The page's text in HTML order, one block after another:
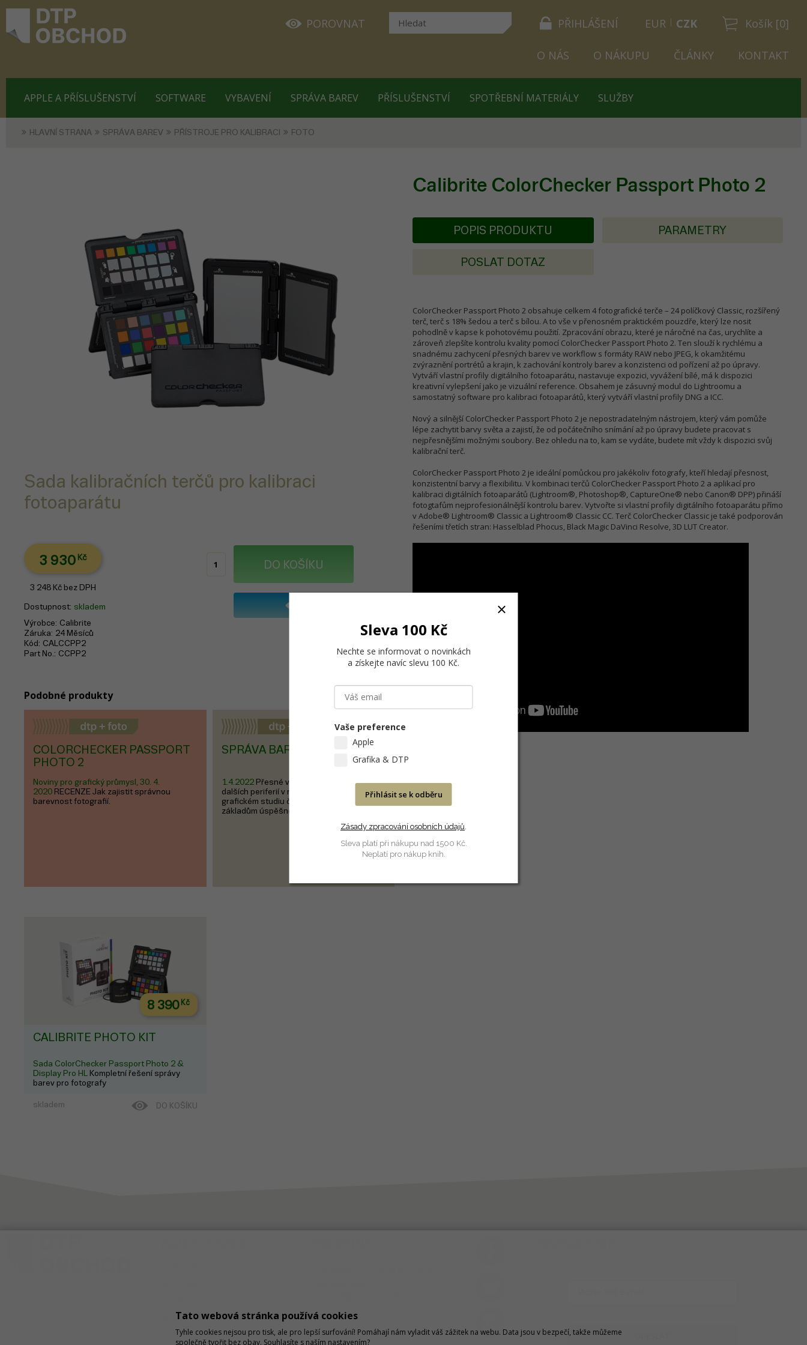
PŘIHLÁŠENÍ Košík [0]
POROVNAT EUR CZK
O NÁS O NÁKUPU ČLÁNKY KONTAKT
APPLE A PŘÍSLUŠENSTVÍ SOFTWARE VYBAVENÍ SPRÁVA BAREV PŘÍSLUŠENSTVÍ SPOTŘEBNÍ MATERIÁLY SLUŽBY
HLAVNÍ STRANA SPRÁVA BAREV PŘÍSTROJE PRO KALIBRACI FOTO
Calibrite ColorChecker Passport Photo 2
Sada kalibračních terčů pro kalibraci
fotoaparátu
3 930 Kč
3 248 Kč bez DPH
Dostupnost skladem
Výrobce Calibrite
Záruka 24 Měsíců
Kód
CALCCPP2
Part No. CCPP2
DO KOŠÍKU
POPIS PRODUKTU PARAMETRY
POSLAT DOTAZ
ColorChecker Passport Photo 2 obsahuje celkem 4 fotografické terče – 24 políčkový Classic, rozšířený
terč, terč s 18% šedou a terč s bílou. A to vše v přenosném praktickém pouzdře, který lze nosit
pohodlně v kapse k pohotovému použití. Zpracování obrazu, které je náročné na čas, urychlíte a
zároveň zlepšíte kontrolu kvality pomocí ColorChecker Passport Photo 2. Ten slouží k rychlému a
snadnému zachycení přesných barev ve workflow s formáty RAW nebo JPEG, k okamžitému
zvýraznění portrétů a krajin, k zachování kontroly barev a konzistenci od pořízení až po úpravy.
Vytváří vlastní profily digitálního fotoaparátu, nastavuje expozici, vyvážení bílé, má k dispozici
kreativní vylepšení jako je vizuální reference. Obsahem je zásuvný modul do Lightroomu a
samostatný software pro kalibraci fotoaparátů, který vytváří vlastní profily DNG a ICC.
Nový a silnější ColorChecker Passport Photo 2 je nepostradatelným nástrojem, který vám pomůže
lépe zachytit barvy světa a zajistí, že od počátečního snímání až po úpravy budete pracovat s
nejpřesnějšími možnými soubory. Bez ohledu na to, kam se vydáte, budete mít vždy k dispozici svůj
kalibrační terč.
ColorChecker Passport Photo 2 je ideální pomůckou pro jakékoliv fotografy, kteří hledají přesnost,
konzistentní barvy a flexibilitu. V kombinaci terčů ColorChecker Passport Photo 2 a aplikací pro
kalibraci digitálních fotoaparátů (Lightroom®, Photoshop®, CaptureOne® nebo Canon® DPP) přináší
fotogtafům nejprofesionálnější kontrolu barev. Vytvořte si vlastní profily digitálního fotoaparátu přímo
v Adobe® Lightroom® Classic a Lightroom® Classic CC. Terč ColorChecker Classic je také podporován
řešeními třetích stran: Hasselblad Phocus, Black Magic DaVinci Resolve, 3D LUT Creator.
Podobné produkty
COLORCHECKER PASSPORT
PHOTO 2
Noviny pro grafický průmysl, 30. 4.
2020 RECENZE Jak zajistit správnou
barevnost fotografií.
SPRÁVA BAREV (CALIBRITE)
1.4.2022 Přesné vyladění barev monitoru a
dalších periferií v reklamní agentuře,
grafickém studiu či fotoateliéru patří k
základům úspěšné práce.
8 390Kč
CALIBRITE PHOTO KIT
Sada ColorChecker Passport Photo 2 &
Display Pro HL Kompletní řešení správy
barev pro fotografy
skladem DO KOŠÍKU
SPRÁVA COOKIES
Tato webová stránka používá cookies
Tyhle cookies nejsou pro tisk, ale pro lepší surfování! Pomáhají nám vyladit váš zážitek na webu. Data jsou v bezpečí, takže můžeme
společně tvořit bez obav. Souhlasíte s naším nastavením?
Sleva 100 Kč
Nechte se informovat o novinkách
a získejte navíc slevu 100 Kč.
Vaše preference
Apple
Grafika & DTP
Přihlásit se k odběru
Zásady zpracování osobních údajů
Sleva platí při nákupu nad 1500 Kč.
Neplatí pro nákup knih.